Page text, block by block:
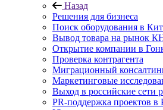
Назад
Решения для бизнеса
Поиск оборудования в
Вывод товара на рынок
Открытие компании в
Проверка контрагента
Миграционный
Маркетинговые
Выход в российские сети
PR-поддержка проектов